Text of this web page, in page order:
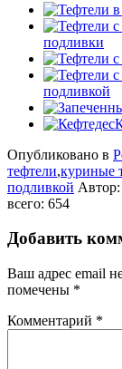
подливки
подливкой
Опубликовано в
тефтели,куриные
подливкой Автор:
всего: 654
Добавить
Ваш адрес email
помечены *
Комментарий *